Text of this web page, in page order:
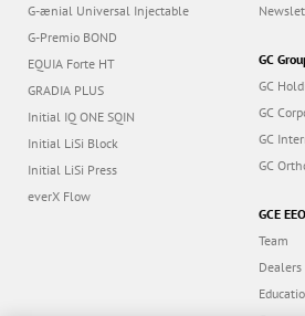
G-ænial Universal Injectable
G-Premio BOND
EQUIA Forte HT
GRADIA PLUS
Initial IQ ONE SQIN
Initial LiSi Block
Initial LiSi Press
everX Flow
GC
GC
GC
GC
GC
GCE
Team
Dealers